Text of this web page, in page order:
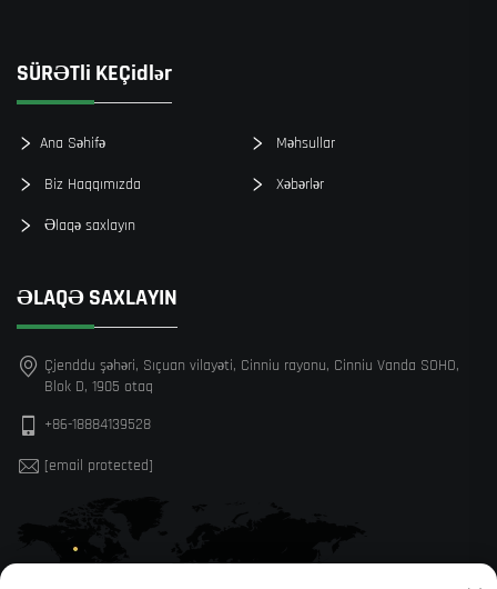
SÜRƏTli KEÇidlər
Ana Səhifə Məhsullar
Biz Haqqımızda Xəbərlər
Əlaqə saxlayın
ƏLAQƏ SAXLAYIN
Çjenddu şəhəri, Sıçuan vilayəti, Cinniu rayonu, Cinniu Vanda SOHO,
Blok D, 1905 otaq
+86-18884139528
[email protected]